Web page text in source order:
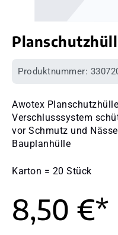
Produktnummer:
Awotex
Verschlusssystem
vor Schmutz und
Bauplanhülle
Karton = 20 Stück
8,50 €*